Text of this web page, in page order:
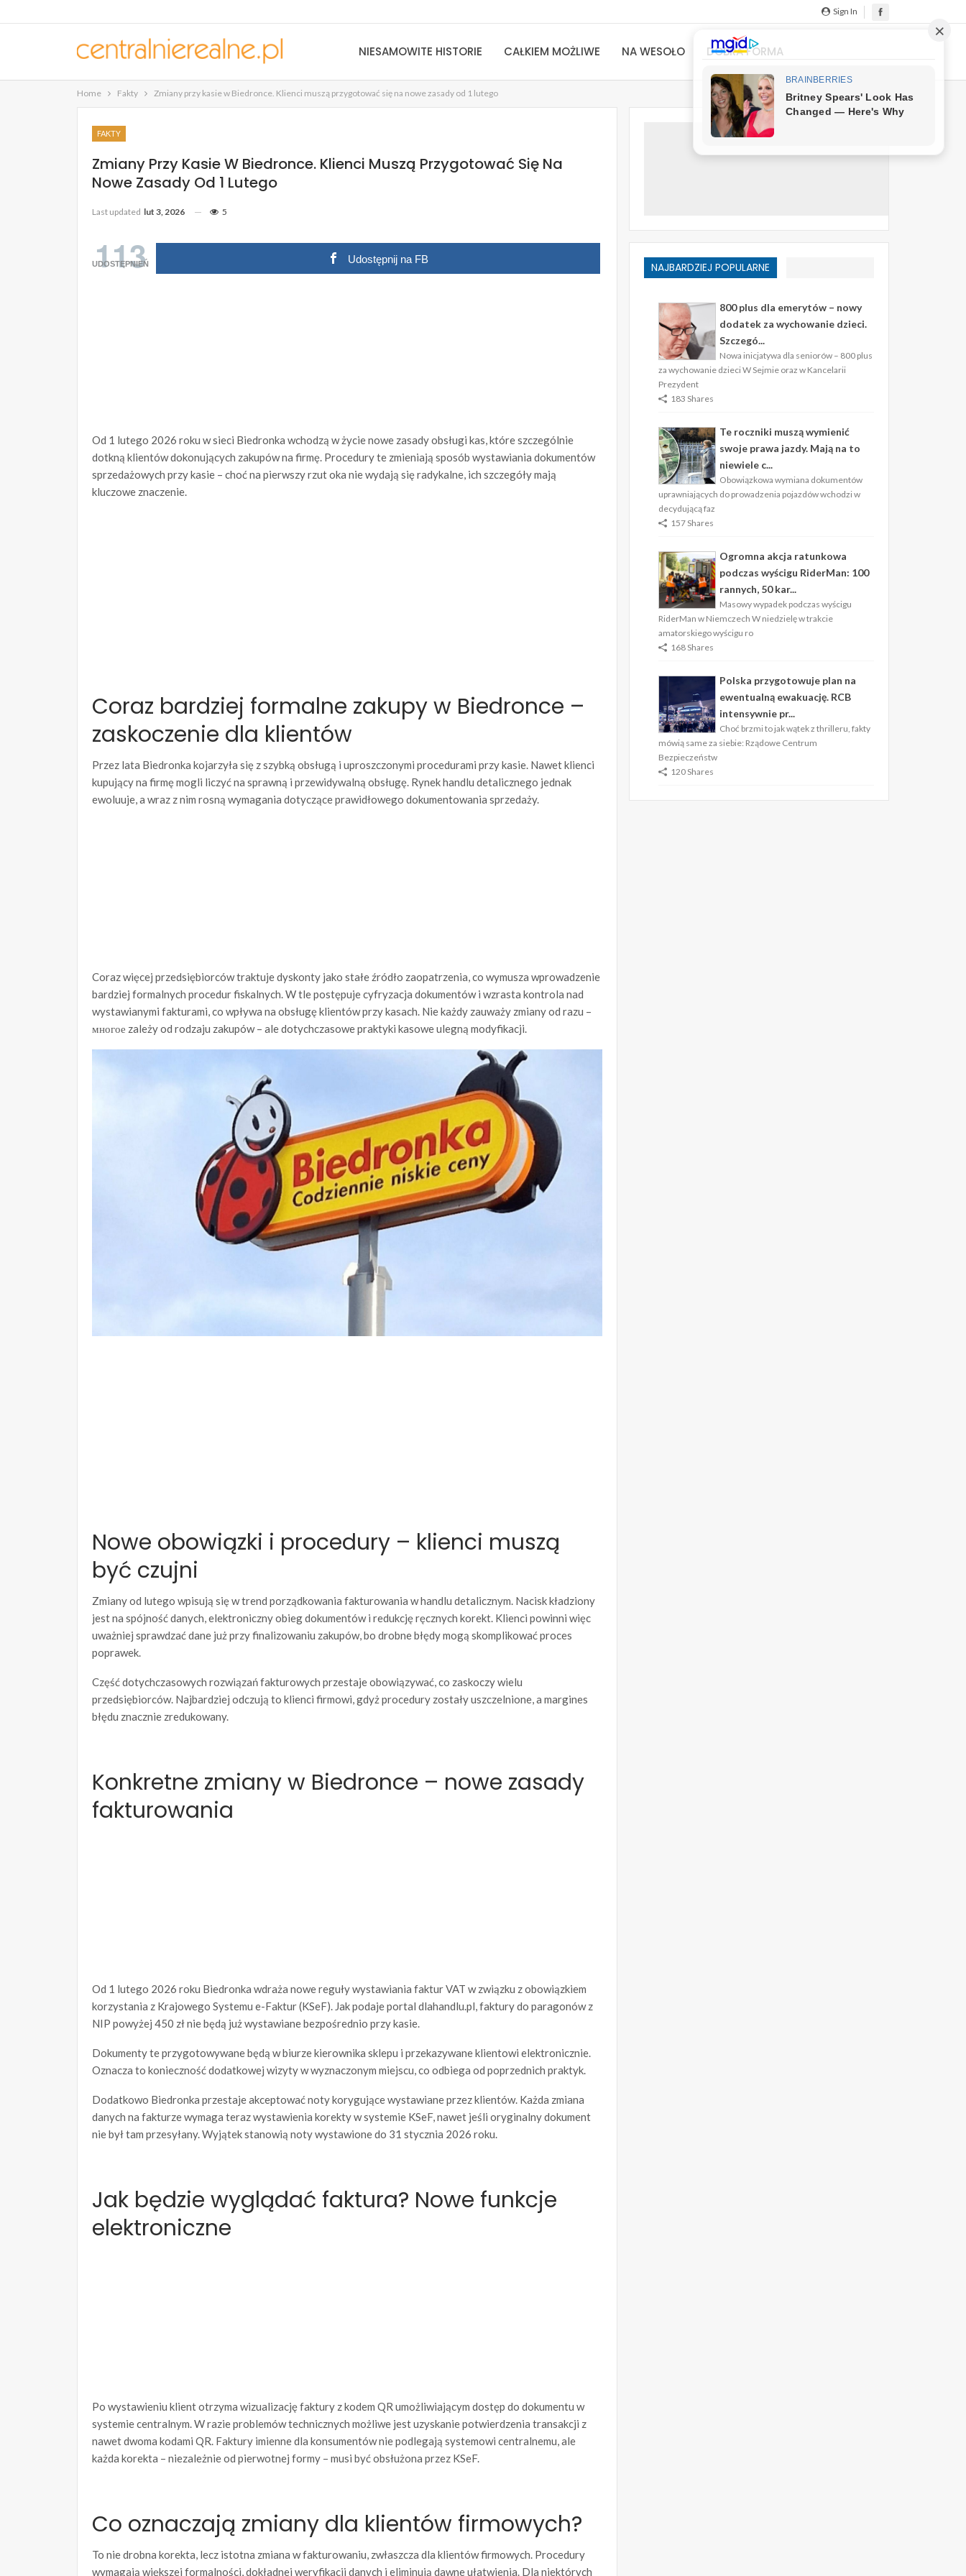
Sign In
NIESAMOWITE HISTORIE CAŁKIEM MOŻLIWE NA WESOŁO DOBRA FORMA
Home Fakty Zmiany przy kasie w Biedronce. Klienci muszą przygotować się na nowe zasady od 1 lutego
FAKTY
Zmiany Przy Kasie W Biedronce. Klienci Muszą Przygotować Się Na
Nowe Zasady Od 1 Lutego
Last updated lut 3, 2026 5
113
UDOSTĘPNIEŃ Udostępnij na FB
Od 1 lutego 2026 roku w sieci Biedronka wchodzą w życie nowe zasady obsługi kas, które szczególnie
dotkną klientów dokonujących zakupów na firmę. Procedury te zmieniają sposób wystawiania dokumentów
sprzedażowych przy kasie – choć na pierwszy rzut oka nie wydają się radykalne, ich szczegóły mają
kluczowe znaczenie.
Coraz bardziej formalne zakupy w Biedronce –
zaskoczenie dla klientów
Przez lata Biedronka kojarzyła się z szybką obsługą i uproszczonymi procedurami przy kasie. Nawet klienci
kupujący na firmę mogli liczyć na sprawną i przewidywalną obsługę. Rynek handlu detalicznego jednak
ewoluuje, a wraz z nim rosną wymagania dotyczące prawidłowego dokumentowania sprzedaży.
Coraz więcej przedsiębiorców traktuje dyskonty jako stałe źródło zaopatrzenia, co wymusza wprowadzenie
bardziej formalnych procedur fiskalnych. W tle postępuje cyfryzacja dokumentów i wzrasta kontrola nad
wystawianymi fakturami, co wpływa na obsługę klientów przy kasach. Nie każdy zauważy zmiany od razu –
многое zależy od rodzaju zakupów – ale dotychczasowe praktyki kasowe ulegną modyfikacji.
Nowe obowiązki i procedury – klienci muszą
być czujni
Zmiany od lutego wpisują się w trend porządkowania fakturowania w handlu detalicznym. Nacisk kładziony
jest na spójność danych, elektroniczny obieg dokumentów i redukcję ręcznych korekt. Klienci powinni więc
uważniej sprawdzać dane już przy finalizowaniu zakupów, bo drobne błędy mogą skomplikować proces
poprawek.
Część dotychczasowych rozwiązań fakturowych przestaje obowiązywać, co zaskoczy wielu
przedsiębiorców. Najbardziej odczują to klienci firmowi, gdyż procedury zostały uszczelnione, a margines
błędu znacznie zredukowany.
Konkretne zmiany w Biedronce – nowe zasady
fakturowania
Od 1 lutego 2026 roku Biedronka wdraża nowe reguły wystawiania faktur VAT w związku z obowiązkiem
korzystania z Krajowego Systemu e-Faktur (KSeF). Jak podaje portal dlahandlu.pl, faktury do paragonów z
NIP powyżej 450 zł nie będą już wystawiane bezpośrednio przy kasie.
Dokumenty te przygotowywane będą w biurze kierownika sklepu i przekazywane klientowi elektronicznie.
Oznacza to konieczność dodatkowej wizyty w wyznaczonym miejscu, co odbiega od poprzednich praktyk.
Dodatkowo Biedronka przestaje akceptować noty korygujące wystawiane przez klientów. Każda zmiana
danych na fakturze wymaga teraz wystawienia korekty w systemie KSeF, nawet jeśli oryginalny dokument
nie był tam przesyłany. Wyjątek stanowią noty wystawione do 31 stycznia 2026 roku.
Jak będzie wyglądać faktura? Nowe funkcje
elektroniczne
Po wystawieniu klient otrzyma wizualizację faktury z kodem QR umożliwiającym dostęp do dokumentu w
systemie centralnym. W razie problemów technicznych możliwe jest uzyskanie potwierdzenia transakcji z
nawet dwoma kodami QR. Faktury imienne dla konsumentów nie podlegają systemowi centralnemu, ale
każda korekta – niezależnie od pierwotnej formy – musi być obsłużona przez KSeF.
Co oznaczają zmiany dla klientów firmowych?
To nie drobna korekta, lecz istotna zmiana w fakturowaniu, zwłaszcza dla klientów firmowych. Procedury
wymagają większej formalności, dokładnej weryfikacji danych i eliminują dawne ułatwienia. Dla niektórych
NAJBARDZIEJ POPULARNE
800 plus dla emerytów – nowy
dodatek za wychowanie dzieci.
Szczegó...
Nowa inicjatywa dla seniorów – 800 plus
za wychowanie dzieci W Sejmie oraz w Kancelarii
Prezydent
183 Shares
Te roczniki muszą wymienić
swoje prawa jazdy. Mają na to
niewiele c...
Obowiązkowa wymiana dokumentów
uprawniających do prowadzenia pojazdów wchodzi w
decydującą faz
157 Shares
Ogromna akcja ratunkowa
podczas wyścigu RiderMan: 100
rannych, 50 kar...
Masowy wypadek podczas wyścigu
RiderMan w Niemczech W niedzielę w trakcie
amatorskiego wyścigu ro
168 Shares
Polska przygotowuje plan na
ewentualną ewakuację. RCB
intensywnie pr...
Choć brzmi to jak wątek z thrilleru, fakty
mówią same za siebie: Rządowe Centrum
Bezpieczeństw
120 Shares